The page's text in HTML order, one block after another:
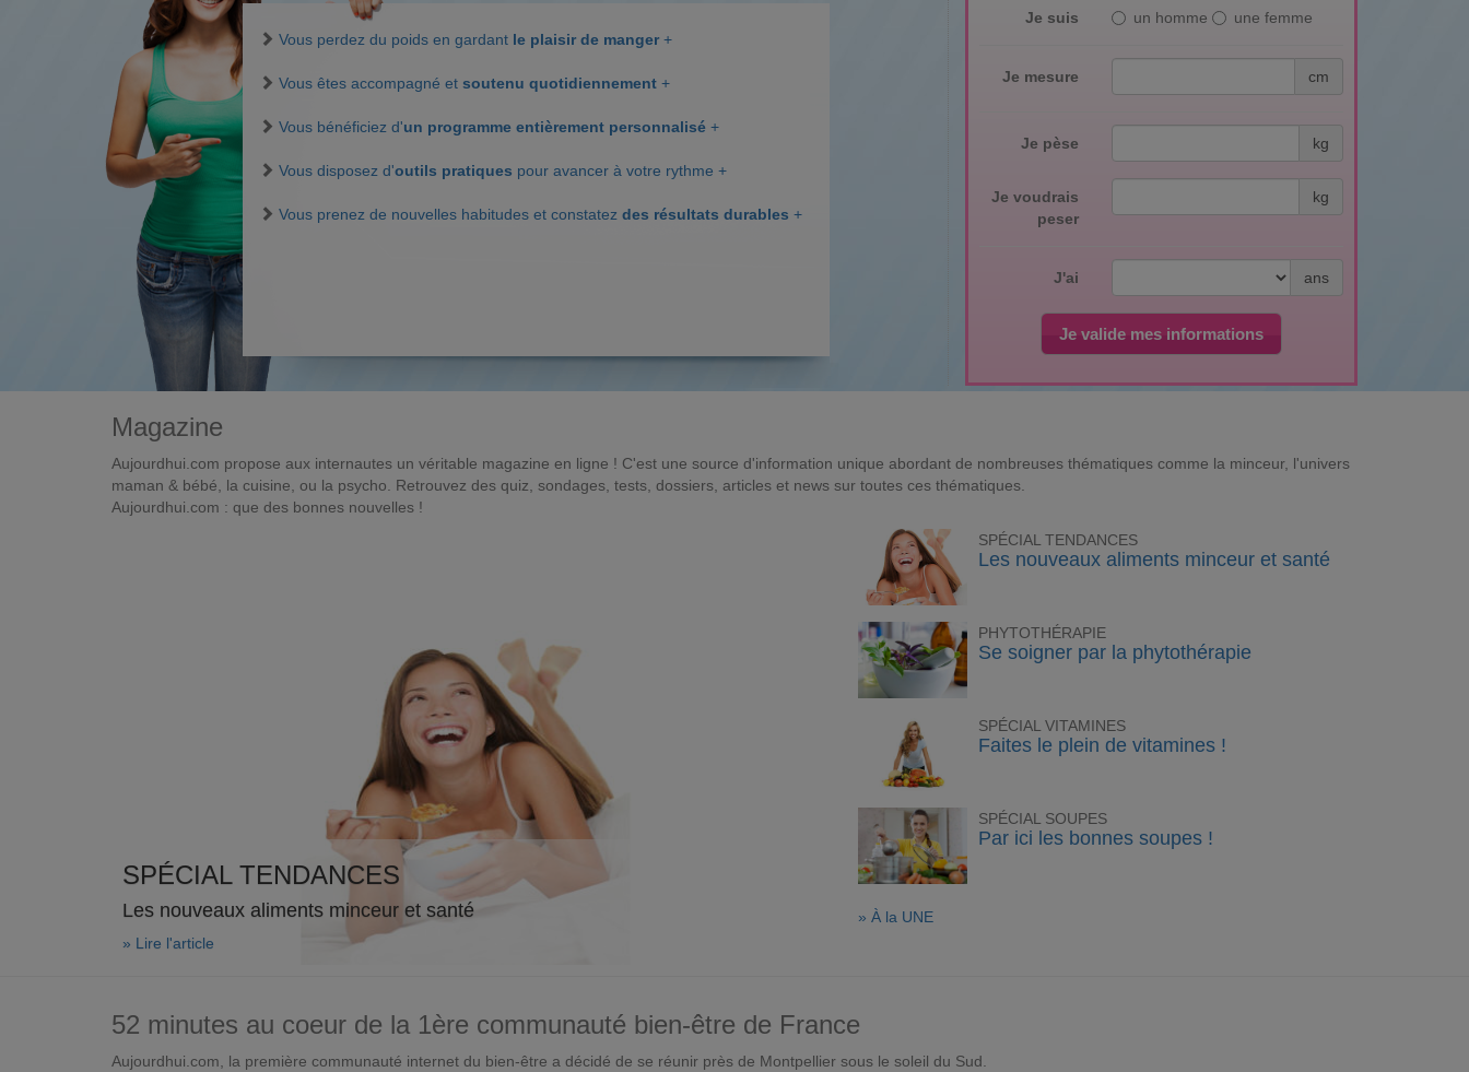
Je suis un homme une femme
Je mesure cm
Je pèse kg
Je voudrais
peser
kg
J'ai ans
Je valide mes informations
Vous perdez du poids en gardant le plaisir de manger +
Vous êtes accompagné et soutenu quotidiennement +
Vous bénéficiez d'un programme entièrement personnalisé +
Vous disposez d'outils pratiques pour avancer à votre rythme +
Vous prenez de nouvelles habitudes et constatez des résultats durables +
Magazine
Aujourdhui.com propose aux internautes un véritable magazine en ligne ! C'est une source d'information unique abordant de nombreuses thématiques comme la minceur, l'univers
maman & bébé, la cuisine, ou la psycho. Retrouvez des quiz, sondages, tests, dossiers, articles et news sur toutes ces thématiques.
Aujourdhui.com : que des bonnes nouvelles !
SPÉCIAL TENDANCES
Les nouveaux aliments minceur et santé
» Lire l'article
SPÉCIAL TENDANCES
Les nouveaux aliments minceur et santé
PHYTOTHÉRAPIE
Se soigner par la phytothérapie
SPÉCIAL VITAMINES
Faites le plein de vitamines !
SPÉCIAL SOUPES
Par ici les bonnes soupes !
» À la UNE
52 minutes au coeur de la 1ère communauté bien-être de France
Aujourdhui.com, la première communauté internet du bien-être a décidé de se réunir près de Montpellier sous le soleil du Sud.